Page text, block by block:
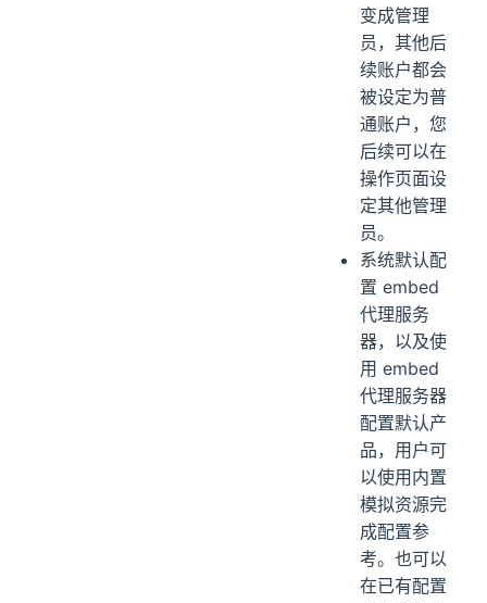
变成管理
员，其他后
续账户都会
被设定为普
通账户，您
后续可以在
操作页面设
定其他管理
员。
系统默认配
置 embed
代理服务
器，以及使
用 embed
代理服务器
配置默认产
品，用户可
以使用内置
模拟资源完
成配置参
考。也可以
在已有配置